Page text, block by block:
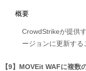
概要
CrowdStrikeが提供
ージョンに更新する
【9】MOVEit WAFに複数